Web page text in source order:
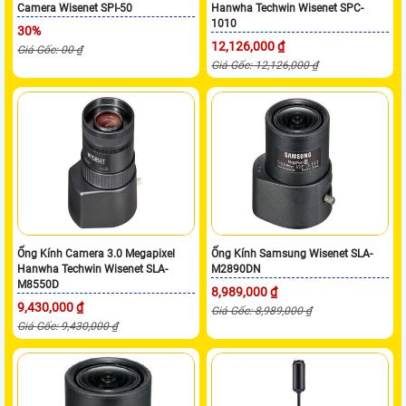
Camera Wisenet SPI-50
30%
Giá Gốc: 00 ₫
Hanwha Techwin Wisenet SPC-
1010
12,126,000 ₫
Giá Gốc: 12,126,000 ₫
Ống Kính Camera 3.0 Megapixel
Hanwha Techwin Wisenet SLA-
M8550D
9,430,000 ₫
Giá Gốc: 9,430,000 ₫
Ống Kính Samsung Wisenet SLA-
M2890DN
8,989,000 ₫
Giá Gốc: 8,989,000 ₫